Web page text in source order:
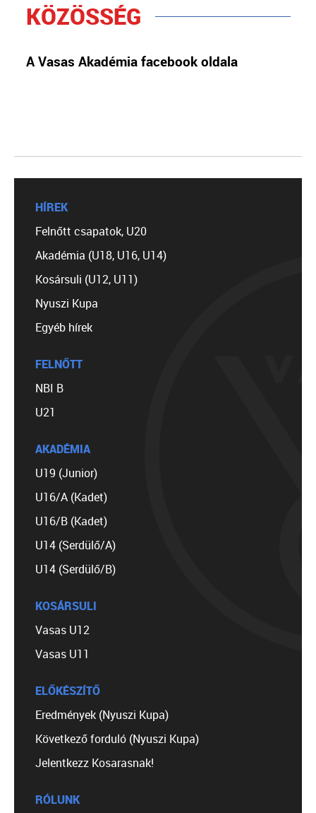
KÖZÖSSÉG
A Vasas Akadémia facebook oldala
HÍREK
Felnőtt csapatok, U20
Akadémia (U18, U16, U14)
Kosársuli (U12, U11)
Nyuszi Kupa
Egyéb hírek
FELNŐTT
NBI B
U21
AKADÉMIA
U19 (Junior)
U16/A (Kadet)
U16/B (Kadet)
U14 (Serdülő/A)
U14 (Serdülő/B)
KOSÁRSULI
Vasas U12
Vasas U11
ELŐKÉSZÍTŐ
Eredmények (Nyuszi Kupa)
Következő forduló (Nyuszi Kupa)
Jelentkezz Kosarasnak!
RÓLUNK